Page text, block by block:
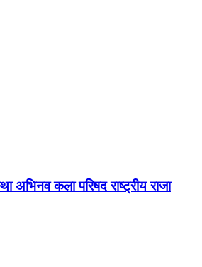
कला परिषद राष्ट्रीय राजा